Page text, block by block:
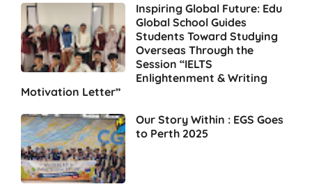
Inspiring Global Future: Edu
Global School Guides
Students Toward Studying
Overseas Through the
Session “IELTS
Enlightenment & Writing
Motivation Letter”
Our Story Within : EGS Goes
to Perth 2025